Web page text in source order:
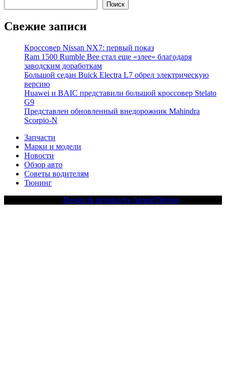
Поиск
Свежие записи
Кроссовер Nissan NX7: первый показ
Ram 1500 Rumble Bee стал еще «злее» благодаря
заводским доработкам
Большой седан Buick Electra L7 обрел электрическую
версию
Huawei и BAIC представили большой кроссовер Stelato
G9
Представлен обновленный внедорожник Mahindra
Scorpio-N
Запчасти
Марки и модели
Новости
Обзор авто
Советы водителям
Тюнинг
Design & develop by AmpleThemes